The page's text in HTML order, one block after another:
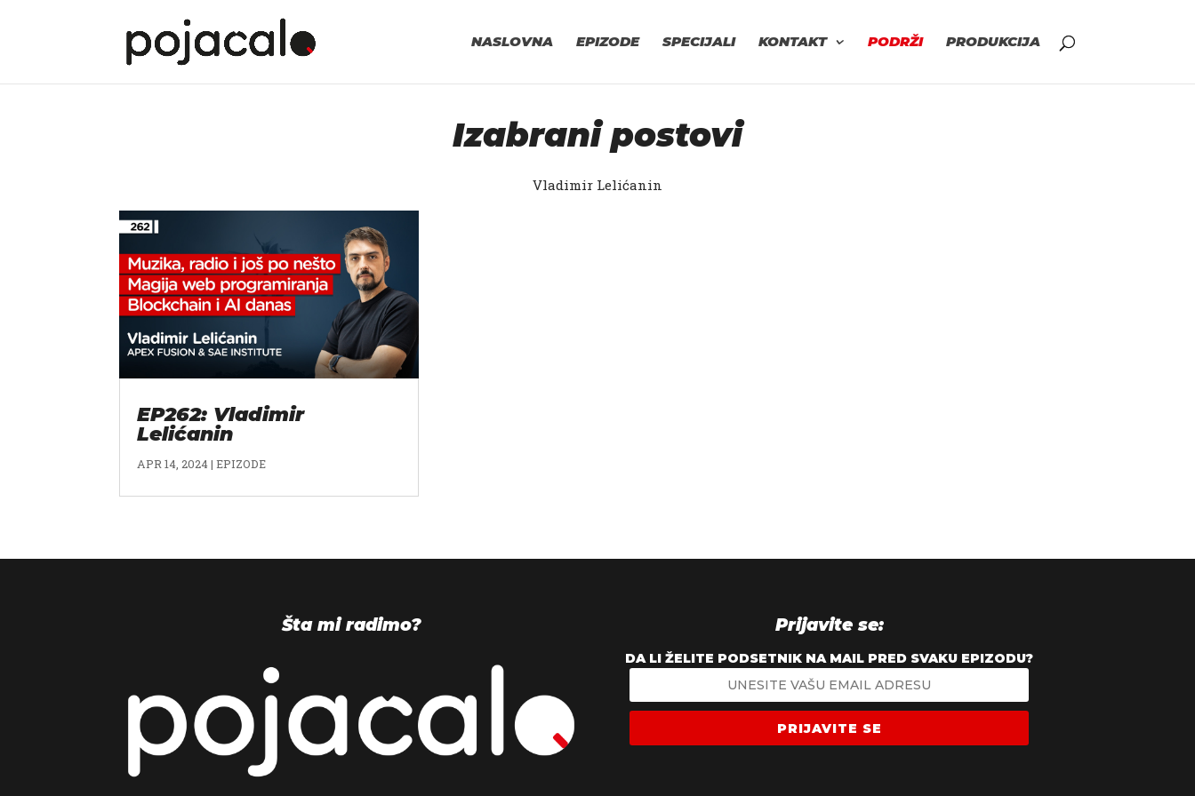
NASLOVNA EPIZODE SPECIJALI KONTAKT PODRŽI PRODUKCIJA
Izabrani postovi
Vladimir Lelićanin
EP262: Vladimir
Lelićanin
APR 14, 2024|EPIZODE
Šta mi radimo? Prijavite se:
DA LI ŽELITE PODSETNIK NA MAIL PRED SVAKU EPIZODU?
PRIJAVITE SE